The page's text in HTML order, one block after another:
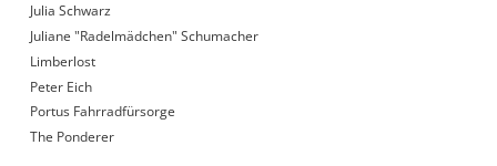
Julia Schwarz
Juliane "Radelmädchen" Schumacher
Limberlost
Peter Eich
Portus Fahrradfürsorge
The Ponderer